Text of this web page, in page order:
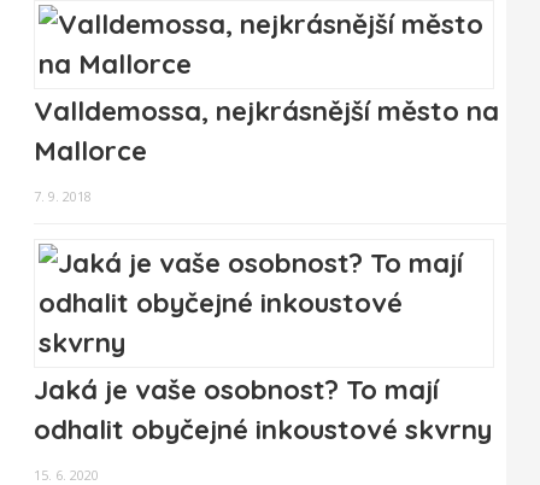
Valldemossa, nejkrásnější město na
Mallorce
7. 9. 2018
Jaká je vaše osobnost? To mají
odhalit obyčejné inkoustové skvrny
15. 6. 2020